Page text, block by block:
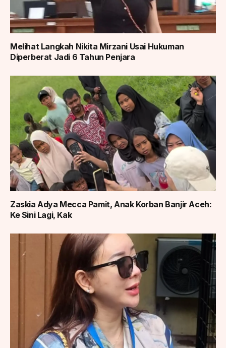
Melihat Langkah Nikita Mirzani Usai Hukuman
Diperberat Jadi 6 Tahun Penjara
Zaskia Adya Mecca Pamit, Anak Korban Banjir Aceh:
Ke Sini Lagi, Kak